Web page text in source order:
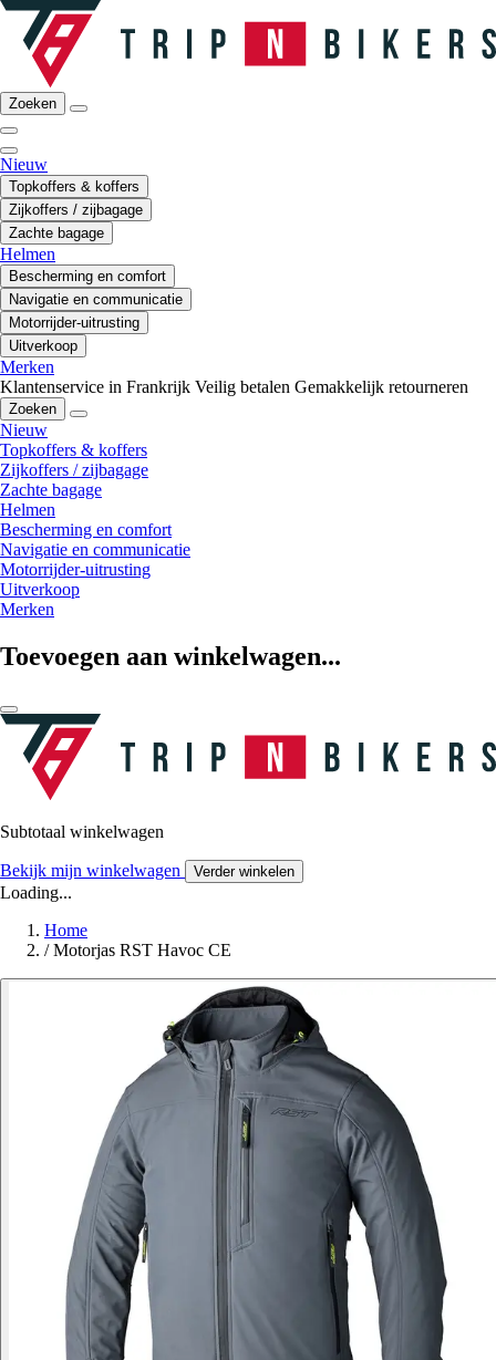
Zoeken
Nieuw
Topkoffers & koffers
Zijkoffers / zijbagage
Zachte bagage
Helmen
Bescherming en comfort
Navigatie en communicatie
Motorrijder-uitrusting
Uitverkoop
Merken
Klantenservice in Frankrijk Veilig betalen Gemakkelijk retourneren
Zoeken
Nieuw
Topkoffers & koffers
Zijkoffers / zijbagage
Zachte bagage
Helmen
Bescherming en comfort
Navigatie en communicatie
Motorrijder-uitrusting
Uitverkoop
Merken
Toevoegen aan winkelwagen...
Subtotaal winkelwagen
Bekijk mijn winkelwagen Verder winkelen
Loading...
Home
/ Motorjas RST Havoc CE